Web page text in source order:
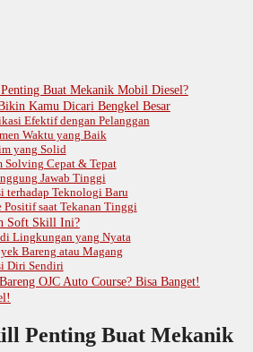
Buat Mekanik Mobil Diesel?
Kamu Dicari Bengkel Besar
Efektif dengan Pelanggan
Waktu yang Baik
yang Solid
Solving Cepat & Tepat
Jawab Tinggi
terhadap Teknologi Baru
Positif saat Tekanan Tinggi
Soft Skill Ini?
Lingkungan yang Nyata
Bareng atau Magang
Diri Sendiri
OJC Auto Course? Bisa Banget!
Penting Buat Mekanik